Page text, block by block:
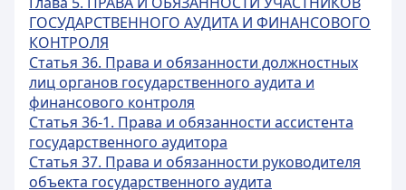
ГОСУДАРСТВЕННОГО АУДИТА И ФИНАНСОВОГО
КОНТРОЛЯ
Статья 36. Права и обязанности должностных
лиц органов государственного аудита и
финансового контроля
Статья 36-1. Права и обязанности ассистента
государственного аудитора
Статья 37. Права и обязанности руководителя
объекта государственного аудита